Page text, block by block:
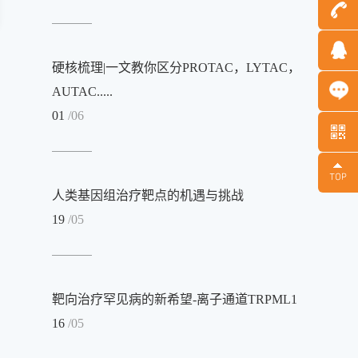
硬核梳理|一文教你区分PROTAC，LYTAC，
AUTAC.....
01/06
人类基因组治疗靶点的机遇与挑战
19/05
靶向治疗罕见病的新希望-离子通道TRPML1
16/05
Message